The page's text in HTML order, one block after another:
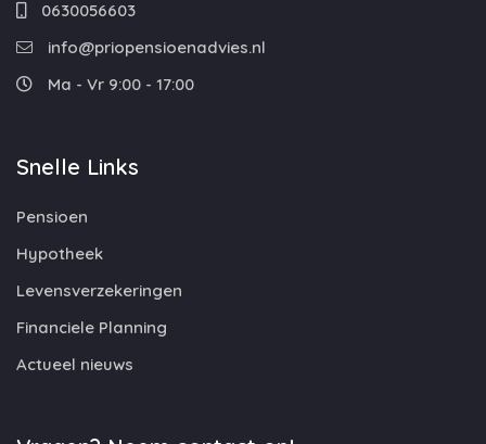
0630056603
info@priopensioenadvies.nl
Ma - Vr 9:00 - 17:00
Snelle Links
Pensioen
Hypotheek
Levensverzekeringen
Financiele Planning
Actueel nieuws